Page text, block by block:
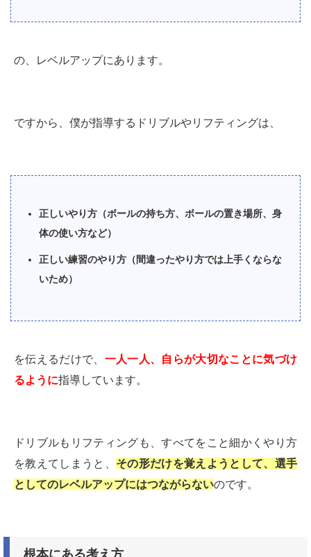
の、レベルアップにあります。
ですから、僕が指導するドリブルやリフティングは、
正しいやり方（ボールの持ち方、ボールの置き場所、身
体の使い方など）
正しい練習のやり方（間違ったやり方では上手くならな
いため）
を伝えるだけで、 一人一人、自らが大切なことに気づけ
るように指導しています。
ドリブルもリフティングも、すべてをこと細かくやり方
を教えてしまうと、 その形だけを覚えようとして、選手
としてのレベルアップにはつながらないのです。